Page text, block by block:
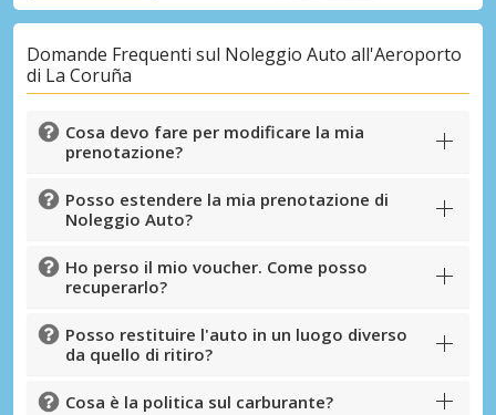
Domande Frequenti sul Noleggio Auto all'Aeroporto
di La Coruña
Cosa devo fare per modificare la mia
prenotazione?
Posso estendere la mia prenotazione di
Noleggio Auto?
Ho perso il mio voucher. Come posso
recuperarlo?
Posso restituire l'auto in un luogo diverso
da quello di ritiro?
Cosa è la politica sul carburante?